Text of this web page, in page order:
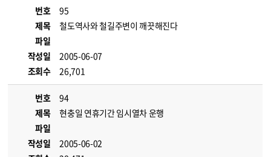
번호
95
제목
철도역사와 철길주변이 깨끗해진다
파일
작성일
2005-06-07
조회수
26,701
번호
94
제목
현충일 연휴기간 임시열차 운행
파일
작성일
2005-06-02